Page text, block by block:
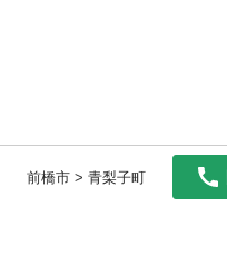
前橋市 > 青梨子町